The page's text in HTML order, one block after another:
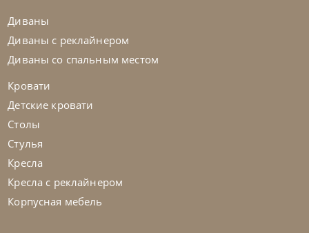
Диваны
Диваны с реклайнером
Диваны со спальным местом
Кровати
Детские кровати
Столы
Стулья
Кресла
Кресла с реклайнером
Корпусная мебель